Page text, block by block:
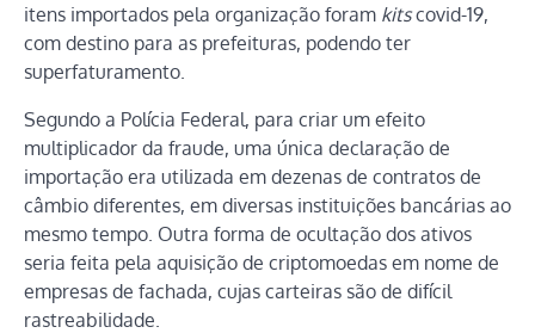
itens importados pela organização foram kitscovid-19,
com destino para as prefeituras, podendo ter
superfaturamento.
Segundo a Polícia Federal, para criar um efeito
multiplicador da fraude, uma única declaração de
importação era utilizada em dezenas de contratos de
câmbio diferentes, em diversas instituições bancárias ao
mesmo tempo. Outra forma de ocultação dos ativos
seria feita pela aquisição de criptomoedas em nome de
empresas de fachada, cujas carteiras são de difícil
rastreabilidade.